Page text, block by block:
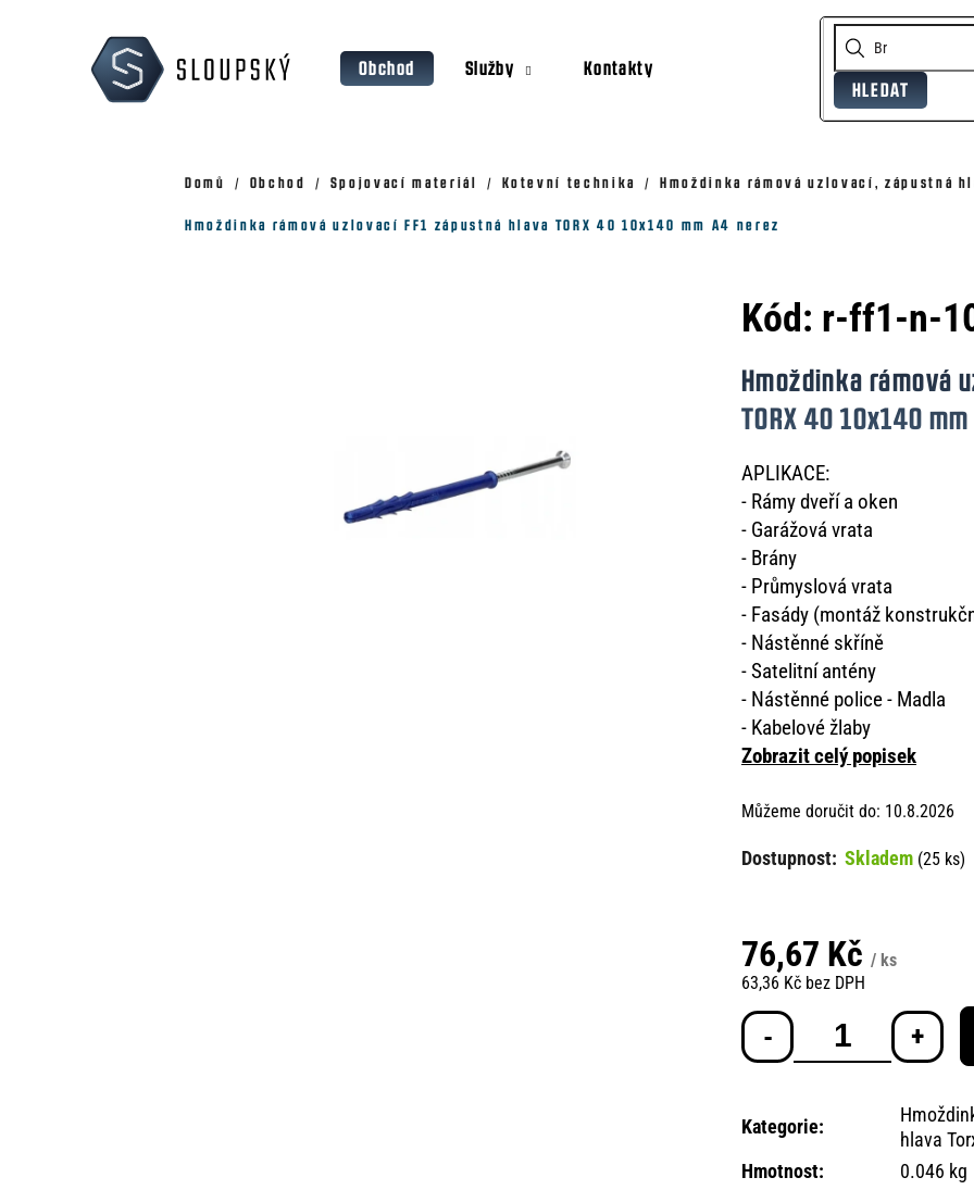
Obchod Služby
Kontakty
HLEDAT
Domů Obchod Spojovací materiál Kotevní technika Hmoždinka rámová uzlovací, zápustná
Hmoždinka rámová uzlovací FF1 zápustná hlava TORX 40 10x140 mm A4 nerez
Kód: r-ff1-n-
Hmoždinka rámová
TORX 40 10x140
APLIKACE:
- Rámy dveří a oken
- Garážová vrata
- Brány
- Průmyslová vrata
- Fasády (montáž
- Nástěnné skříně
- Satelitní antény
- Nástěnné police - Madla
- Kabelové žlaby
Zobrazit celý popisek
Můžeme doručit do: 10.8.2026
Skladem (25 ks)
76,67 Kč / ks
63,36 Kč bez DPH
Měrná
cena:
Kategorie:
hlava
Hmotnost:
0.046 kg
Zpět
Zpět
Doporučujeme